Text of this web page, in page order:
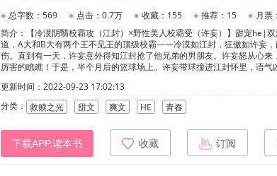
● 总字数：569 ● 点击：0.7万 ● 收藏：155 ● 推荐：15 ● 月票
简介：【冷漠阴翳校霸攻（江封）×野性美人校霸受（许妄）】甜宠he|
道，A大和B大有两个王不见王的顶级校霸——冷漠如江封，狂傲如许妄
伤。直到有一天，许妄意外得知江封抢了他兄弟的男朋友。许妄怒从心
厉害的瞧瞧！于是，半个月后的篮球场上。许妄带球撞进江封怀里，语
壁校霸看他的眼神越来越不对劲。然而更加离奇的是，从那以后，江封
方床上的一只毛绒泰迪熊。他亲眼看着许妄怎么计划着攻略自己，要为他
了问题，不然怎么会做这种奇怪的梦？直到有一天，对方真的按照计划对
受追攻，后期攻受互宠，全程高糖无虐2、攻受都有悲惨的童年，互相治
更新时间：2022-09-23 17:02:13
分类： 救赎之光 甜文 爽文 HE 青春
下载APP,读本书 收藏 订阅